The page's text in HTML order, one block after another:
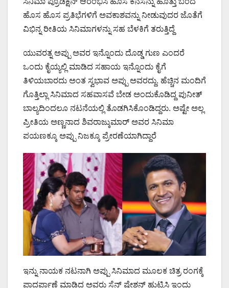
ಹೊಸ ಹೊಸ ಪ್ರತಿಭೆಗಳಿಗೆ ಅವಕಾಶವನ್ನು ನೀಡುವುದರ ಜೊತೆಗೆ
ವಿಭಿನ್ನ ರೀತಿಯ ಸಿನಿಮಾಗಳನ್ನು ಸಹ ಬೆಳಕಿಗೆ ತರುತ್ತಿದ್ದೆ
ಯುವರತ್ನ ಅಪ್ಪು ಅವರ ಇನ್ನೊಂದು ದೊಡ್ಡ ಗುಣ ಎಂದರೆ
ಒಂದು ಕೈಯ್ಯಲ್ಲಿ ಮಾಡಿದ ಸಹಾಯ ಇನ್ನೊಂದು ಕೈಗೆ
ತಿಳಿಯಬಾರದು ಅಂತ ಸ್ವಭಾವ ಅಪ್ಪು ಅವರದ್ದು. ಹೆಚ್ಚಿನ ಮಂದಿಗೆ
ಗೊತ್ತಿಲ್ಲಾ ಸಿನಿಮಾದ ಸಹವಾಸವೆ ಬೇಡ ಅಂದುಕೊಡಿದ್ದ ಪುನೀತ್
ಬಾಲ್ಯದಿಂದಲೂ ನಟನೆಯಲ್ಲಿ ತೊಡಗಿಸಿಕೊಂಡಿದ್ದರು. ಅಷ್ಟೇ ಅಲ್ಲ
ಪ್ರೀತಿಯ ಅಣ್ಣನಾದ ಶಿವರಾಜ್ಕುಮಾರ್ ಅವರ ಸಿನಿಮಾ
ಪಯಣಕ್ಕೂ ಅಪ್ಪು ನಿಜಕ್ಕೂ ಪ್ರೇರಣೆಯಾಗಿದ್ದಾರೆ
ಇನ್ನು ನಾಯಕ ನಟನಾಗಿ ಅಪ್ಪು ಸಿನಿಮಾದ ಮೂಲಕ ಚಿತ್ರ ರಂಗಕ್ಕೆ
ಪಾದರ್ಪಾಣೆ ಮಾಡಿದ ಅವರು ಸೆನ್ ಷೇಶನ್ ಹುಟ್ಟಿಸಿ ಇಂದು